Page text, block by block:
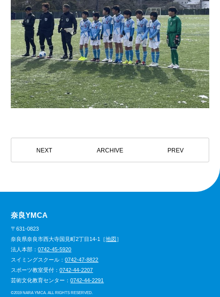
NEXT ARCHIVE PREV
奈良YMCA
〒631-0823
奈良県奈良市西大寺国見町2丁目14-1［地図 ］
法人本部：0742-45-5920
スイミングスクール：0742-47-8822
スポーツ教室受付：0742-44-2207
芸術文化教育センター：0742-44-2291
©2019 NARA YMCA. ALL RIGHTS RESERVED.